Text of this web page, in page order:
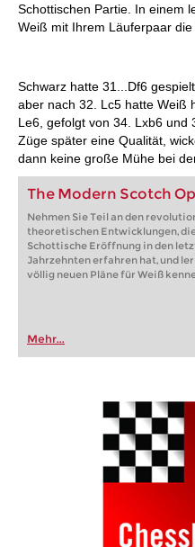
Schottischen Partie. In einem
Weiß mit Ihrem Läuferpaar die
Schwarz hatte 31...Df6
aber nach 32. Lc5 hatte Weiß
Le6, gefolgt von 34. Lxb6 und
Züge später eine Qualität,
dann keine große Mühe bei
The Modern Scotch
Nehmen Sie Teil an den
theoretischen Entwicklungen,
Schottische Eröffnung in den
Jahrzehnten erfahren hat, und
völlig neuen Pläne für Weiß
Mehr...